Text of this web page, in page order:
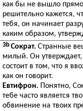
как бы не вышло
решительно кажется,
тебя, он начинает
каким образом,
3b Сократ. Странные
милый. Он
состоит в том, что я
как он говорит.
Евтифрон. Понятно,
тебе часто является
обвинение на твоих